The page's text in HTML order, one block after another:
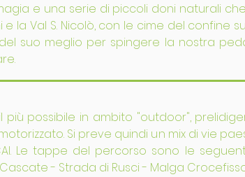
e una serie di piccoli doni naturali
e la Val S. Nicolò, con le cime del
suo meglio per spingere la nostra
possibile in ambito "outdoor",
Si preve quindi un mix di vie
Le tappe del percorso sono le
- Strada di Rusci - Malga